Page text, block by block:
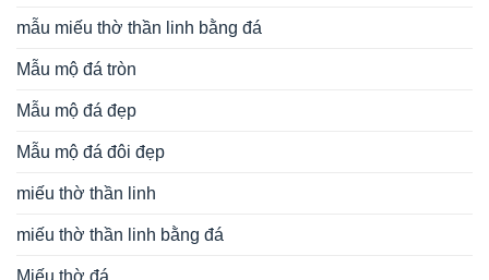
mẫu miếu thờ thần linh bằng đá
Mẫu mộ đá tròn
Mẫu mộ đá đẹp
Mẫu mộ đá đôi đẹp
miếu thờ thần linh
miếu thờ thần linh bằng đá